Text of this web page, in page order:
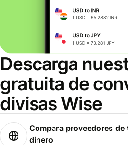
Descarga
gratuita de
divisas Wise
Compara proveedores
dinero